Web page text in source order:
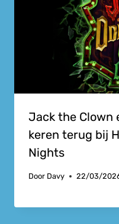
Jack the Clown
keren terug bij
Nights
Door Davy 22/03/